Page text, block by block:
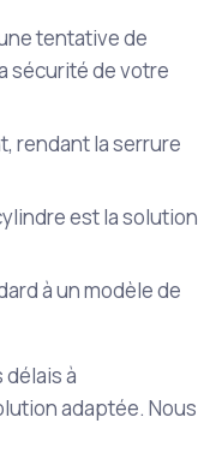
tentative de
sécurité de votre
rendant la serrure
est la solution
à un modèle de
à
adaptée. Nous